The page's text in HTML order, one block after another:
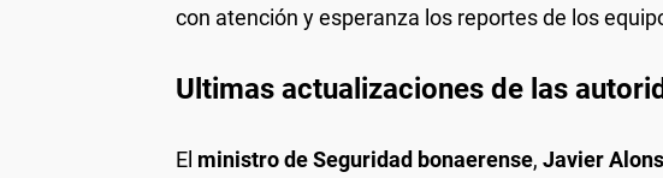
con atención y esperanza los reportes de los
Ultimas actualizaciones de las
El ministro de Seguridad bonaerense, Javier